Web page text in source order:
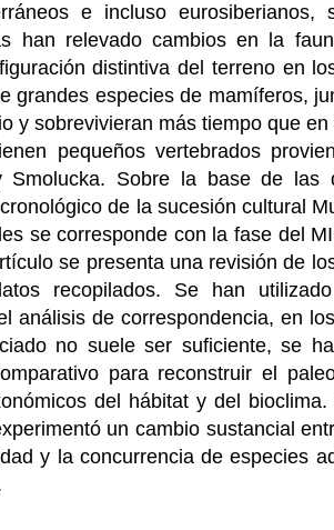
e incluso eurosiberianos,
han relevado cambios en la
distintiva del terreno en
grandes especies de mamíferos,
y sobrevivieran más tiempo que
pequeños vertebrados
Sobre la base de las
de la sucesión cultural
se corresponde con la fase del
se presenta una revisión de
recopilados. Se han
análisis de correspondencia, en
no suele ser suficiente, se
para reconstruir el
del hábitat y del
un cambio sustancial
y la concurrencia de especies